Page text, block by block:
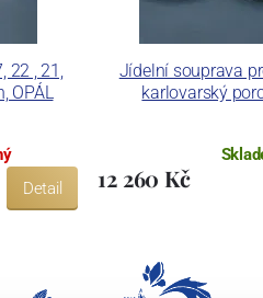
, 21,
OPÁL
Detail
Jídelní souprava
karlovarský
12 260 Kč